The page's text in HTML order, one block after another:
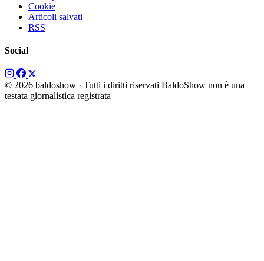
Cookie
Articoli salvati
RSS
Social
© 2026 baldoshow · Tutti i diritti riservati BaldoShow non è una
testata giornalistica registrata